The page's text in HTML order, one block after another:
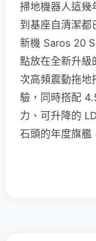
掃地機器人這幾
到基座自清潔都
新機 Saros 20
點放在全新升級
次高頻震動拖地
驗，同時搭配
力、可升降的
石頭的年度旗艦